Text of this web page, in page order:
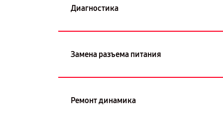
Диагностика
Замена разъема питания
Ремонт динамика